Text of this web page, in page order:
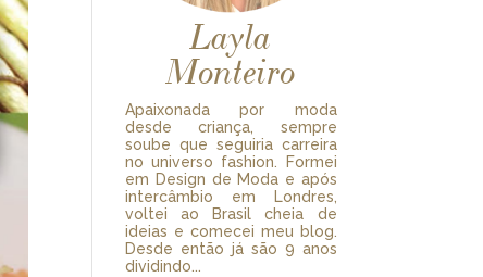
Layla
Monteiro
Apaixonada por moda
desde criança, sempre
soube que seguiria carreira
no universo fashion. Formei
em Design de Moda e após
intercâmbio em Londres,
voltei ao Brasil cheia de
ideias e comecei meu blog.
Desde então já são 9 anos
dividindo...